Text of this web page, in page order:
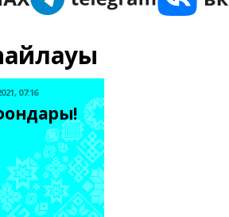
07:16